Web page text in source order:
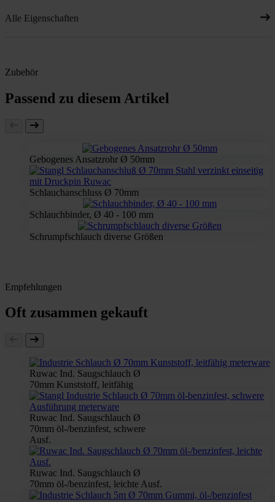
Alle Eigenschaften
Zubehör
Passend zu diesem Artikel
Gebogenes Ansatzrohr Ø 50mm
Schlauchanschluss Ø 70mm
Schlauchbinder, Ø 40 - 100 mm
Schrumpfschlauch diverse Größen
Empfehlungen
Oft zusammen gekauft
Ruwac Ind. Saugschlauch Ø
70mm Kunststoff, leitfähig
Ruwac Ind. Saugschlauch Ø
70mm öl-/benzinfest, schwere
Ausf.
Ruwac Ind. Saugschlauch Ø
70mm öl-/benzinfest, leichte Ausf.